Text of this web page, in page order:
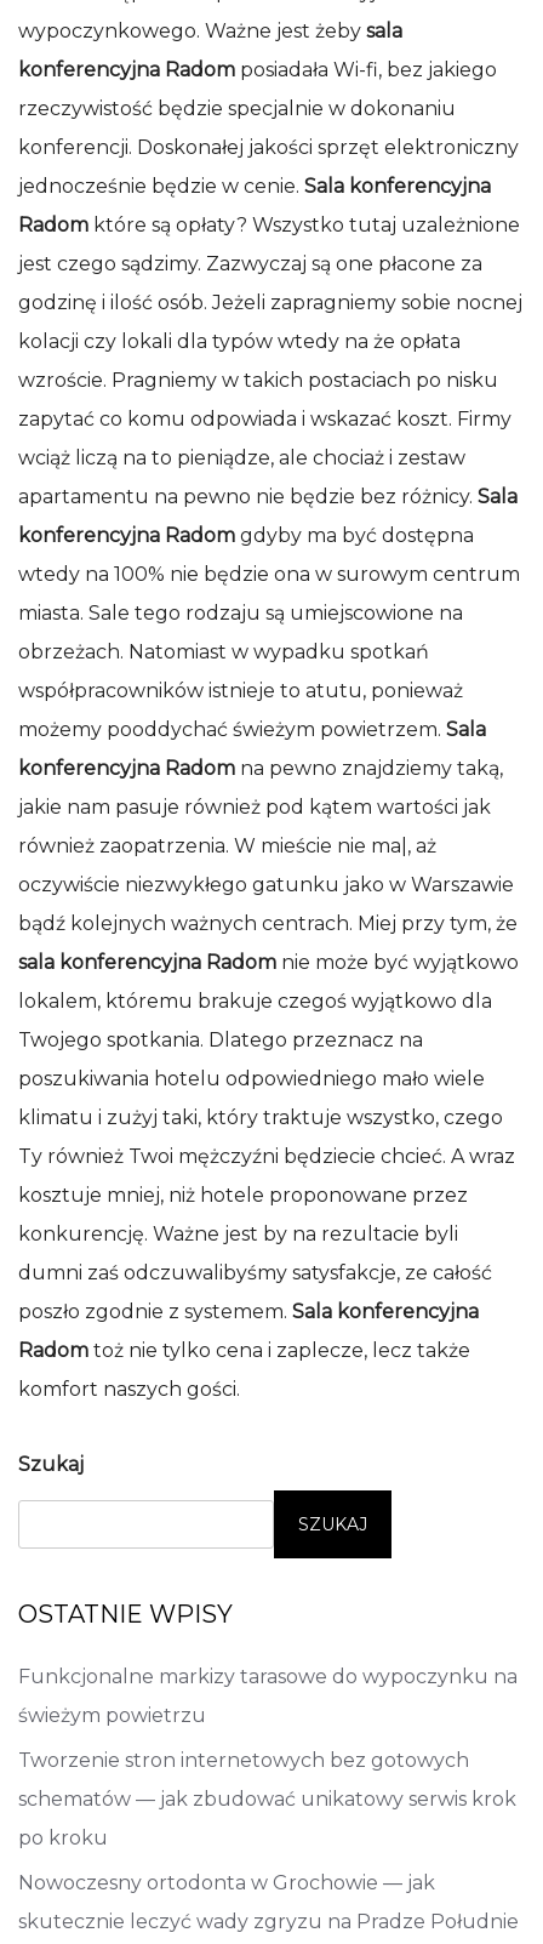
wypoczynkowego. Ważne jest żeby sala
konferencyjna Radom posiadała Wi-fi, bez jakiego
rzeczywistość będzie specjalnie w dokonaniu
konferencji. Doskonałej jakości sprzęt elektroniczny
jednocześnie będzie w cenie. Sala konferencyjna
Radom które są opłaty? Wszystko tutaj uzależnione
jest czego sądzimy. Zazwyczaj są one płacone za
godzinę i ilość osób. Jeżeli zapragniemy sobie nocnej
kolacji czy lokali dla typów wtedy na że opłata
wzroście. Pragniemy w takich postaciach po nisku
zapytać co komu odpowiada i wskazać koszt. Firmy
wciąż liczą na to pieniądze, ale chociaż i zestaw
apartamentu na pewno nie będzie bez różnicy. Sala
konferencyjna Radom gdyby ma być dostępna
wtedy na 100% nie będzie ona w surowym centrum
miasta. Sale tego rodzaju są umiejscowione na
obrzeżach. Natomiast w wypadku spotkań
współpracowników istnieje to atutu, ponieważ
możemy pooddychać świeżym powietrzem. Sala
konferencyjna Radom na pewno znajdziemy taką,
jakie nam pasuje również pod kątem wartości jak
również zaopatrzenia. W mieście nie ma|, aż
oczywiście niezwykłego gatunku jako w Warszawie
bądź kolejnych ważnych centrach. Miej przy tym, że
sala konferencyjna Radom nie może być wyjątkowo
lokalem, któremu brakuje czegoś wyjątkowo dla
Twojego spotkania. Dlatego przeznacz na
poszukiwania hotelu odpowiedniego mało wiele
klimatu i zużyj taki, który traktuje wszystko, czego
Ty również Twoi mężczyźni będziecie chcieć. A wraz
kosztuje mniej, niż hotele proponowane przez
konkurencję. Ważne jest by na rezultacie byli
dumni zaś odczuwalibyśmy satysfakcje, ze całość
poszło zgodnie z systemem. Sala konferencyjna
Radom toż nie tylko cena i zaplecze, lecz także
komfort naszych gości.
Szukaj
SZUKAJ
OSTATNIE WPISY
Funkcjonalne markizy tarasowe do wypoczynku na
świeżym powietrzu
Tworzenie stron internetowych bez gotowych
schematów — jak zbudować unikatowy serwis krok
po kroku
Nowoczesny ortodonta w Grochowie — jak
skutecznie leczyć wady zgryzu na Pradze Południe